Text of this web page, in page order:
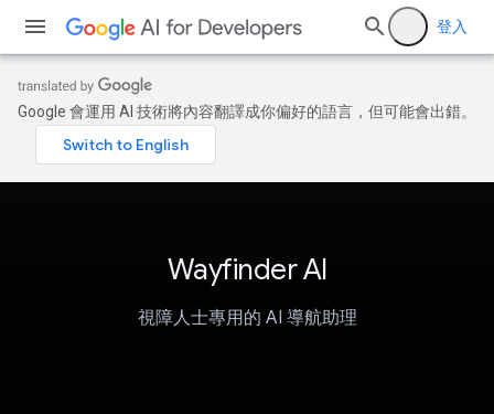
登入
Google 會運用 AI 技術將內容翻譯成你偏好的語言，但可能會出錯。
Wayfinder AI
視障人士專用的 AI 導航助理